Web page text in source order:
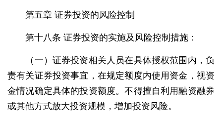
第五章 证券投资的风险控制
第十八条 证券投资的实施及风险控制措施：
（一）证券投资相关人员在具体授权范围内，负
责有关证券投资事宜，在规定额度内使用资金，视资
金情况确定具体的投资额度。不得擅自利用融资融券
或其他方式放大投资规模，增加投资风险。